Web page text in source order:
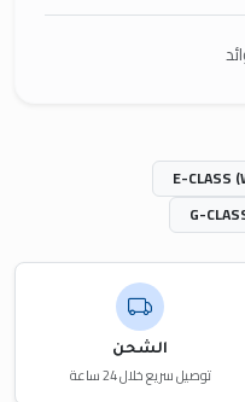
E-CLASS
G-
الشحن
توصيل سريع خلال 24 ساعة